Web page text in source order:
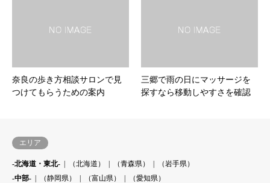
奈良の歩き方相談サロンで見
つけてもらうための案内
三郷で雨の日にマッサージを
探すなら移動しやすさを確認
エリア
-北海道・東北- （北海道） （青森県）
（岩手県）
-中部-
（静岡県） （富山県）
（愛知県）